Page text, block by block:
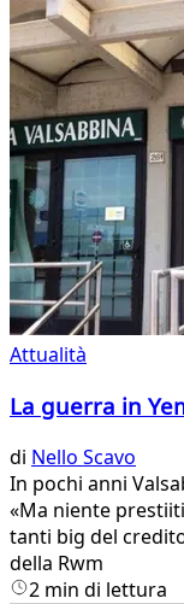
Attualità
La guerra in
di Nello Scavo
In pochi anni
«Ma niente
tanti big del
della Rwm
2 min di lettura